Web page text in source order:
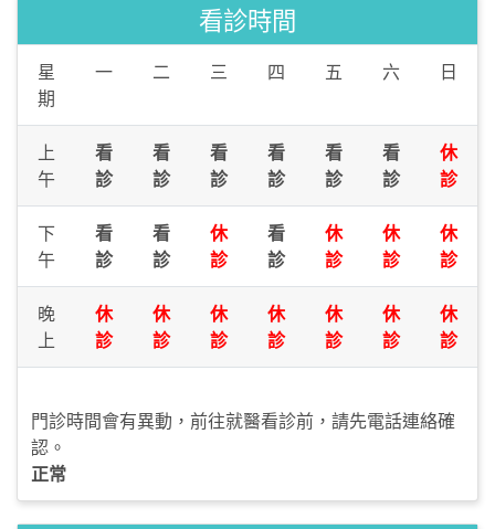
看診時間
星
期
一 二 三 四 五 六 日
上
午
看
診
看
診
看
診
看
診
看
診
看
診
休
診
下
午
看
診
看
診
休
診
看
診
休
診
休
診
休
診
晚
上
休
診
休
診
休
診
休
診
休
診
休
診
休
診
門診時間會有異動，前往就醫看診前，請先電話連絡確
認。
正常